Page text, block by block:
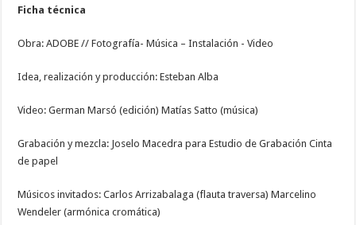
Ficha técnica
Obra: ADOBE // Fotografía- Música – Instalación - Video
Idea, realización y producción: Esteban Alba
Video: German Marsó (edición) Matías Satto (música)
Grabación y mezcla: Joselo Macedra para Estudio de Grabación Cinta
de papel
Músicos invitados: Carlos Arrizabalaga (flauta traversa) Marcelino
Wendeler (armónica cromática)